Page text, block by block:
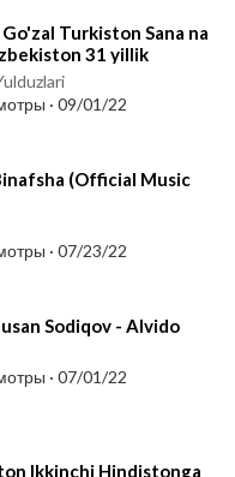
Turkiston Sana na
31 yillik
bayramidan
· 09/01/22
(Official Music
· 07/23/22
Sodiqov - Alvido
· 07/01/22
Ikkinchi Hindistonga